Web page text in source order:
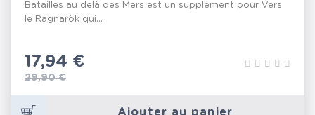
Batailles au delà des Mers est un supplément pour Vers
le Ragnarök qui...
Prix
17,94 €
Prix de base
29,90 €
Ajouter au panier